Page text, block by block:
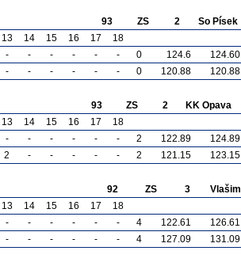
93 ZS 2
So Písek
13 14 15 16 17
18
- - - - - - 0 124.6 124.60
- - - - - - 0 120.88 120.88
93 ZS 2
KK Opava
13 14 15 16 17
18
- - - - - - 2 122.89 124.89
2 - - - - - 2 121.15 123.15
92 ZS 3
Vlašim
13 14 15 16 17
18
- - - - - - 4 122.61 126.61
- - - - - - 4 127.09 131.09